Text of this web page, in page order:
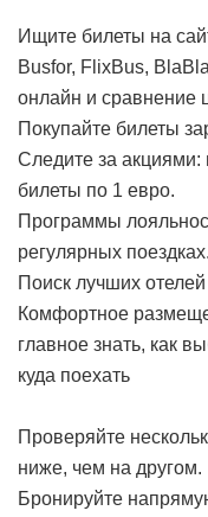
Ищите билеты на
Busfor, FlixBus,
онлайн и сравнение
Покупайте билеты
Следите за
билеты по 1 евро.
Программы
регулярных поездках.
Поиск лучших отелей
Комфортное
главное знать, как
куда поехать
Проверяйте
ниже, чем на другом.
Бронируйте